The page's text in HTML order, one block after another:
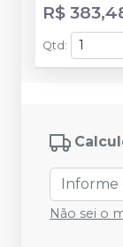
R$
Qtd :
Não sei o